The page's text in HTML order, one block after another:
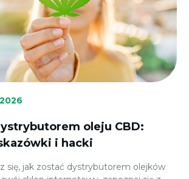
oleju CBD:
i hacki
się, jak zostać dystrybutorem olejków